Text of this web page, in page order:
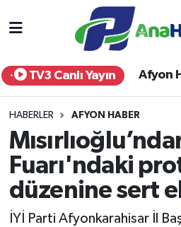
TV3 Canlı Yayın Afyon
HABERLER AFYON HABER
Fuarı'ndaki
düzenine sert
İYİ Parti Afyonkarahisar İl
Yurt Haber
Afyon Haber
Siyaset
Spor
Afyonkarahisar Nöbetçi
Afyonkarahisar Hava
Afyonkarahisar Trafik
Süper Lig Puan Durumu